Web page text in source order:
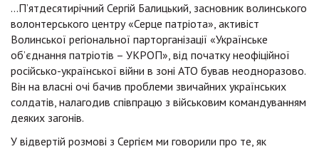
…П’ятдесятирічний Сергій Балицький, засновник волинського
волонтерського центру «Серце патріота», активіст
Волинської регіональної парторганізації «Українське
об’єднання патріотів – УКРОП», від початку неофіційної
російсько-української війни в зоні АТО бував неодноразово.
Він на власні очі бачив проблеми звичайних українських
солдатів, налагодив співпрацю з військовим командуванням
деяких загонів.
У відвертій розмові з Сергієм ми говорили про те, як